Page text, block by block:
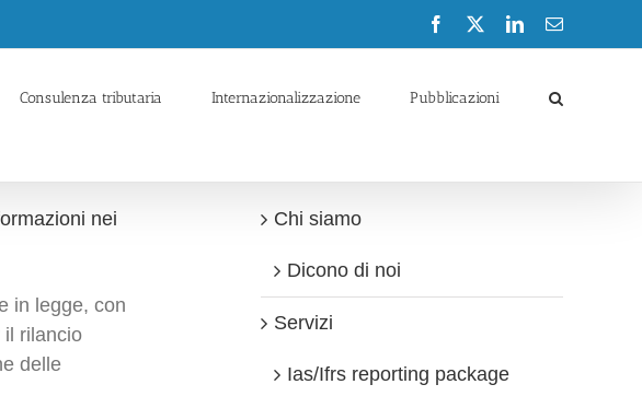
Facebook LinkedInEmail
Consulenza tributaria Internazionalizzazione Pubblicazioni
nei
in legge, con
il rilancio
delle
Chi siamo
Dicono di noi
Servizi
Ias/Ifrs reporting package